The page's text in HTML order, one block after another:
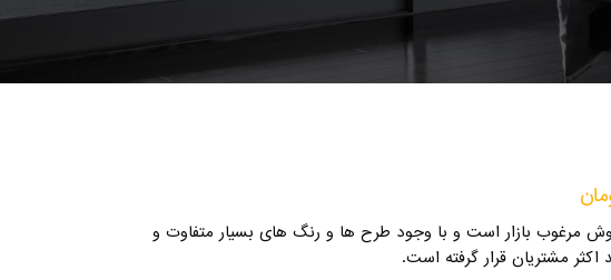
مرغوب بازار است و با وجود طرح ها و رنگ های بسیار متفاوت و
مشتریان قرار گرفته است.